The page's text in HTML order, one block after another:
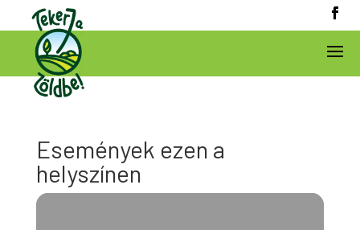
Események ezen a
helyszínen